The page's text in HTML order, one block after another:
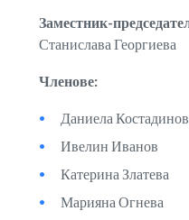
Заместник-
Станислава Георгиева
Членове:
Даниела
Ивелин Иванов
Катерина Златева
Марияна Огнева